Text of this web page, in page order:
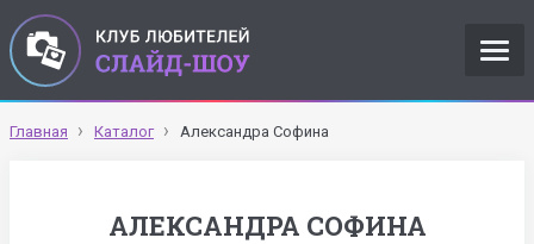
Главная Каталог Александра Софина
АЛЕКСАНДРА СОФИНА